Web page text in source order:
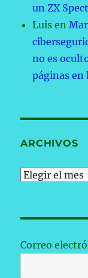
un ZX
Luis en
no es
páginas en
ARCHIVOS
Archivos
Correo